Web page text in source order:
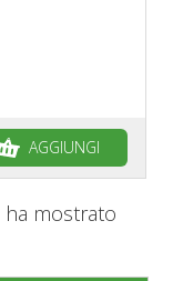
AGGIUNGI
ha mostrato